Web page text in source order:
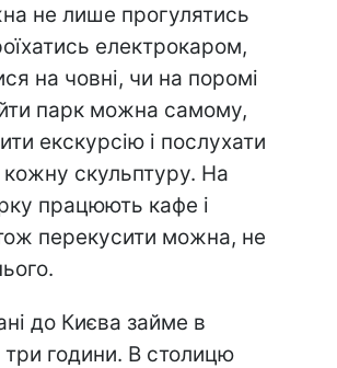
не лише прогулятись
електрокаром,
на човні, чи на поромі
парк можна самому,
екскурсію і послухати
скульптуру. На
працюють кафе і
перекусити можна, не
до Києва займе в
години. В столицю